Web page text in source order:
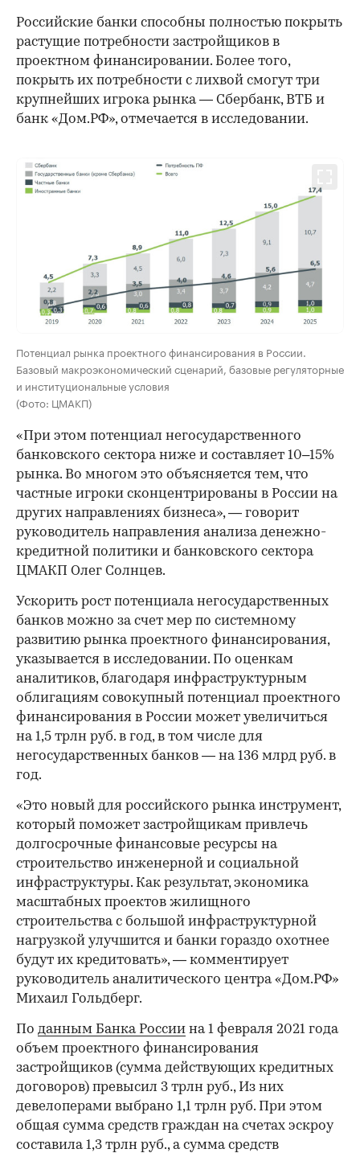
Российские банки способны полностью покрыть
растущие потребности застройщиков в
проектном финансировании. Более того,
покрыть их потребности с лихвой смогут три
крупнейших игрока рынка — Сбербанк, ВТБ и
банк «Дом.РФ», отмечается в исследовании.
00:00 / 00:00
Потенциал рынка проектного финансирования в России.
Базовый макроэкономический сценарий, базовые регуляторные
и институциональные условия
(Фото: ЦМАКП)
«При этом потенциал негосударственного
банковского сектора ниже и составляет 10–15%
рынка. Во многом это объясняется тем, что
частные игроки сконцентрированы в России на
других направлениях бизнеса», — говорит
руководитель направления анализа денежно-
кредитной политики и банковского сектора
ЦМАКП Олег Солнцев.
Ускорить рост потенциала негосударственных
банков можно за счет мер по системному
развитию рынка проектного финансирования,
указывается в исследовании. По оценкам
аналитиков, благодаря инфраструктурным
облигациям совокупный потенциал проектного
финансирования в России может увеличиться
на 1,5 трлн руб. в год, в том числе для
негосударственных банков — на 136 млрд руб. в
год.
«Это новый для российского рынка инструмент,
который поможет застройщикам привлечь
долгосрочные финансовые ресурсы на
строительство инженерной и социальной
инфраструктуры. Как результат, экономика
масштабных проектов жилищного
строительства с большой инфраструктурной
нагрузкой улучшится и банки гораздо охотнее
будут их кредитовать», — комментирует
руководитель аналитического центра «Дом.РФ»
Михаил Гольдберг.
По данным Банка России на 1 февраля 2021 года
объем проектного финансирования
застройщиков (сумма действующих кредитных
договоров) превысил 3 трлн руб., Из них
девелоперами выбрано 1,1 трлн руб. При этом
общая сумма средств граждан на счетах эскроу
составила 1,3 трлн руб., а сумма средств